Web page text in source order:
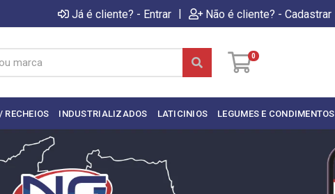
Já é cliente? - Entrar | Não é cliente? - Cadastrar
0
RECHEIOS INDUSTRIALIZADOS LATICINIOS LEGUMES E CONDIMENTOS